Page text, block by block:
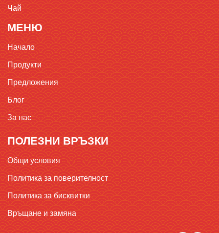
Чай
МЕНЮ
Начало
Продукти
Предложения
Блог
За нас
ПОЛЕЗНИ ВРЪЗКИ
Общи условия
Политика за поверителност
Политика за бисквитки
Връщане и замяна